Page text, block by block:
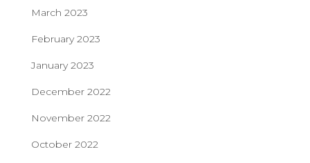
March 2023
February 2023
January 2023
December 2022
November 2022
October 2022